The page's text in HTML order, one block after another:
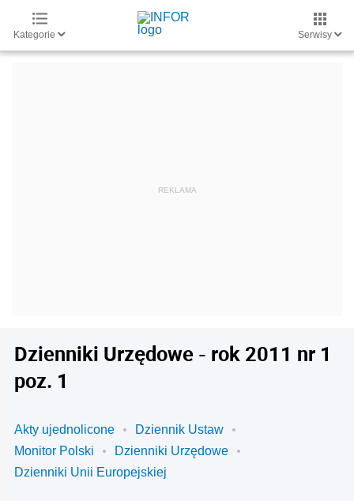
Kategorie Serwisy
Dzienniki Urzędowe - rok 2011 nr 1
poz. 1
Akty ujednolicone
Dziennik Ustaw
Monitor Polski
Dzienniki Urzędowe
Dzienniki Unii Europejskiej